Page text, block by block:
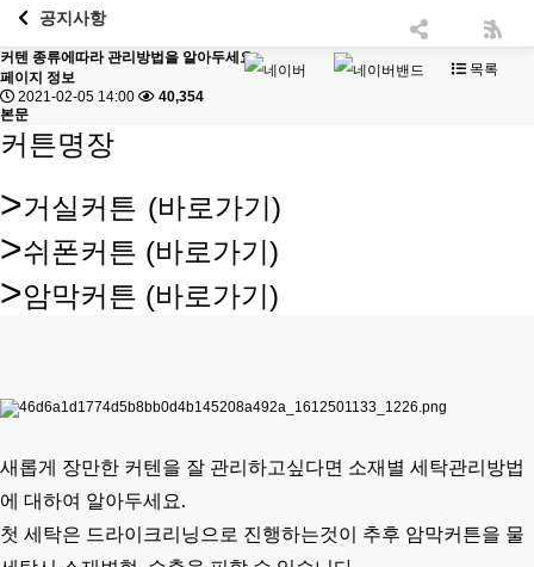
공지사항
목록
커텐 종류에따라 관리방법을 알아두세요
페이지 정보
2021-02-05 14:00
40,354
본문
커튼명장
>거실커튼 (바로가기)
>쉬폰커튼 (바로가기)
>암막커튼 (바로가기)
새롭게 장만한 커텐을 잘 관리하고싶다면 소재별 세탁관리방법
에 대하여 알아두세요.
첫 세탁은 드라이크리닝으로 진행하는것이 추후 암막커튼을 물